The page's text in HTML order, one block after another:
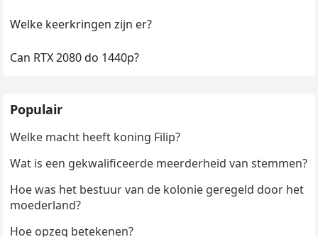
Welke keerkringen zijn er?
Can RTX 2080 do 1440p?
Populair
Welke macht heeft koning Filip?
Wat is een gekwalificeerde meerderheid van stemmen?
Hoe was het bestuur van de kolonie geregeld door het
moederland?
Hoe opzeg betekenen?